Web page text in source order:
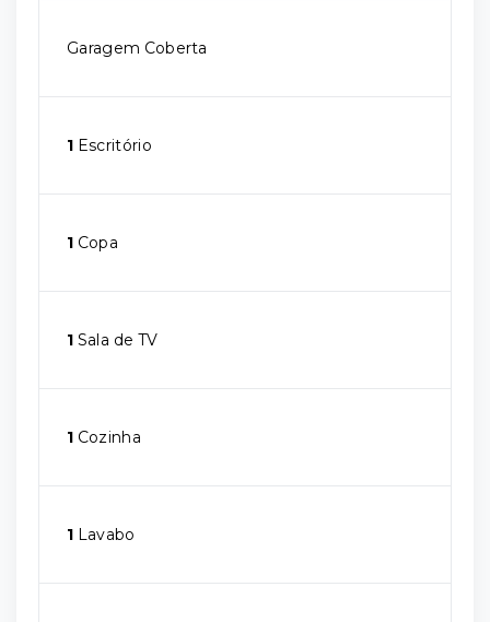
Garagem Coberta
1 Escritório
1 Copa
1 Sala de TV
1 Cozinha
1 Lavabo